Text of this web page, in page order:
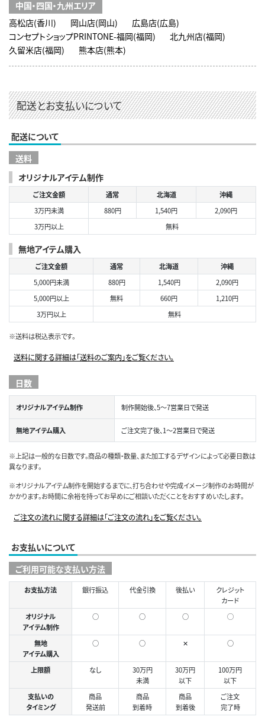
中国・四国・九州エリア
高松店(香川)
岡山店(岡山)
広島店(広島)
コンセプトショップPRINTONE-福岡(福岡)
北九州店(福岡)
久留米店(福岡)
熊本店(熊本)
配送とお支払いについて
配送について
送料
オリジナルアイテム制作
ご注文金額 通常 北海道
沖縄
3万円未満
880円 1,540円
2,090円
3万円以上
無料
無地アイテム購入
ご注文金額 通常 北海道
沖縄
5,000円未満
880円 1,540円
2,090円
5,000円以上
無料 660円
1,210円
3万円以上
無料
※送料は税込表示です。
送料に関する詳細は「送料のご案内」をご覧ください。
日数
オリジナルアイテム制作 制作開始後、5～7営業日で発送
無地アイテム購入 ご注文完了後、1～2営業日で発送
※上記は一般的な日数です。商品の種類・数量、また加工するデザインによって必要日数は
異なります。
※オリジナルアイテム制作を開始するまでに、打ち合わせや完成イメージ制作のお時間が
かかります。お時間に余裕を持ってお早めにご相談いただくことをおすすめいたします。
ご注文の流れに関する詳細は「ご注文の流れ」をご覧ください。
お支払いについて
ご利用可能な支払い方法
お支払方法 銀行振込 代金引換 後払い
クレジット
カード
オリジナル
アイテム制作
○ ○ ○ ◯
無地
アイテム購入
○ ○ ✕ ○
上限額 なし
30万円
未満
30万円
以下
100万円
以下
支払いの
タイミング
商品
発送前
商品
到着時
商品
到着後
ご注文
完了時